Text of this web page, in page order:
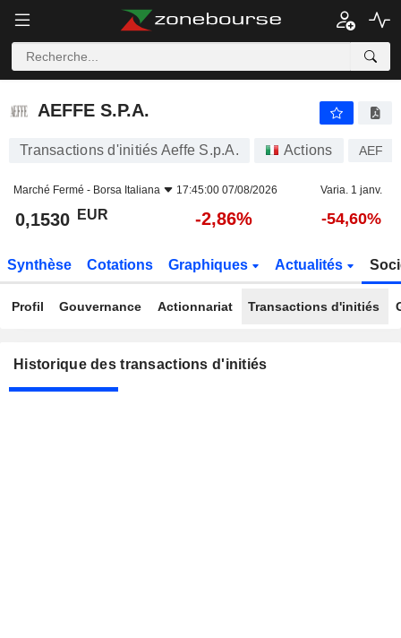
AEFFE S.P.A.
AEFFE S.P.A.
Transactions d'initiés Aeffe S.p.A. Actions AEF
Marché Fermé - Borsa Italiana 17:45:00 07/08/2026 Varia. 1 janv.
0,1530 EUR -2,86% -54,60%
Synthèse Cotations Graphiques Actualités
Profil Gouvernance Actionnariat Transactions d'initiés
Historique des transactions d'initiés